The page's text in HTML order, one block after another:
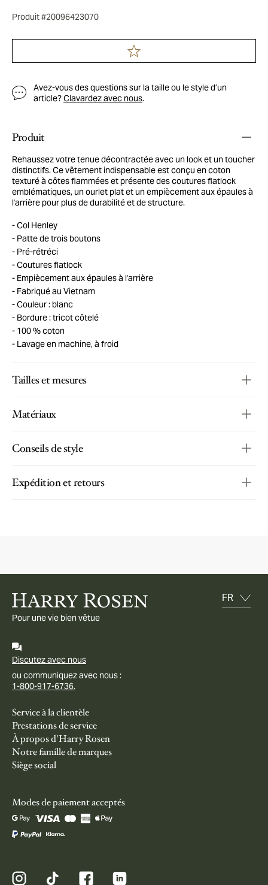
Produit #20096423070
Avez-vous des questions sur la taille ou le style d’un
article?Clavardez avec nous.
Produit
Rehaussez votre tenue décontractée avec un look et un toucher
distinctifs. Ce vêtement indispensable est conçu en coton
texturé à côtes flammées et présente des coutures flatlock
emblématiques, un ourlet plat et un empiècement aux épaules à
l'arrière pour plus de durabilité et de structure.
Col Henley
Patte de trois boutons
Pré-rétréci
Coutures flatlock
Empiècement aux épaules à l'arrière
Fabriqué au Vietnam
Couleur : blanc
Bordure : tricot côtelé
100 % coton
Lavage en machine, à froid
Tailles et mesures
Matériaux
Conseils de style
Expédition et retours
Pour une vie bien vêtue
Discutez avec nous
ou communiquez avec nous :
1-800-917-6736.
Service à la clientèle
Prestations de service
À propos d'Harry Rosen
Notre famille de marques
Siège social
Modes de paiement acceptés